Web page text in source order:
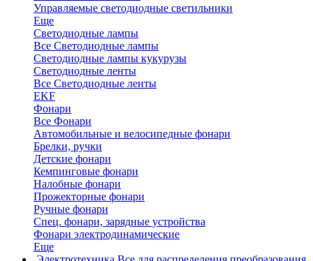
Управляемые светодиодные светильники
Еще
Светодиодные лампы
Все Светодиодные лампы
Светодиодные лампы кукурузы
Светодиодные ленты
Все Светодиодные ленты
EKF
Фонари
Все Фонари
Автомобильные и велосипедные фонари
Брелки, ручки
Детские фонари
Кемпинговые фонари
Налобные фонари
Прожекторные фонари
Ручные фонари
Спец. фонари, зарядные устройства
Фонари электродинамические
Еще